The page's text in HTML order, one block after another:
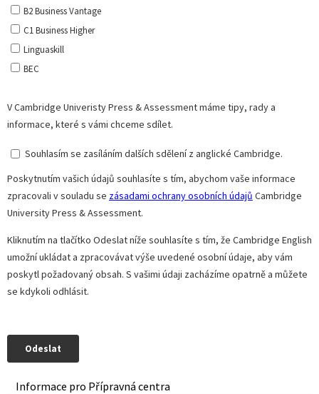
Informace pro Přípravná centra